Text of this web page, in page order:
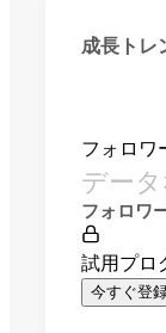
成長トレ
フォロワ
デー
フォロワ
試用プロ
今すぐ登